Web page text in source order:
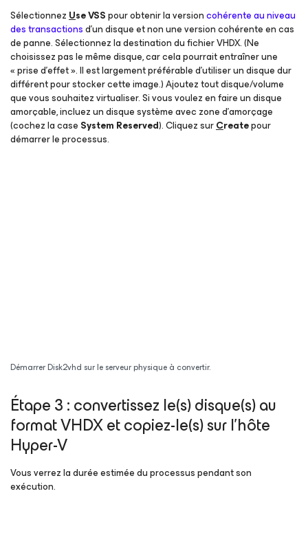
SélectionnezUse VSSpour obtenir la versioncohérente au niveau
des transactionsd’un disque et non une version cohérente en cas
de panne. Sélectionnez la destination du fichier VHDX. (Ne
choisissez pas le même disque, car cela pourrait entraîner une
« prise d’effet ». Il est largement préférable d’utiliser un disque dur
différent pour stocker cette image.) Ajoutez tout disque/volume
que vous souhaitez virtualiser. Si vous voulez en faire un disque
amorçable, incluez un disque système avec zone d’amorçage
(cochez la case System Reserved). Cliquez surCreatepour
démarrer le processus.
Démarrer Disk2vhd sur le serveur physique à convertir.
Étape 3 : convertissez le(s) disque(s) au
format VHDX et copiez-le(s) sur l’hôte
Hyper-V
Vous verrez la durée estimée du processus pendant son
exécution.